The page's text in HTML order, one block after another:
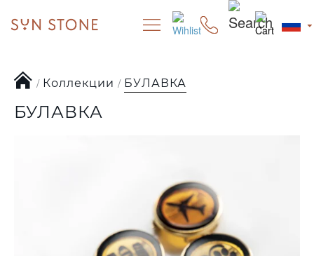
Коллекции БУЛАВКА
БУЛАВКА